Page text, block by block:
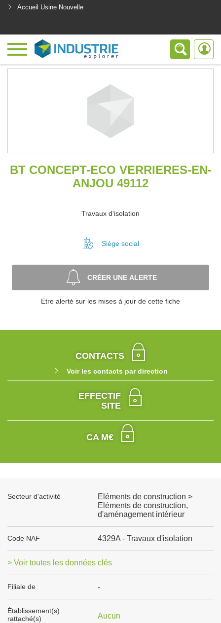
Accueil Usine Nouvelle
BT CONCEPT-ECO VERRIERES-EN-
ANJOU 49112
Travaux d'isolation
Siège social
CRÉER UNE ALERTE
Etre alerté sur les mises à jour de cette fiche
CONTACTS
Voir les contacts par direction
EFFECTIF
SITE
CA M€
Secteur d'activité
Eléments de construction >
Eléments de construction,
d'aménagement intérieur
Code NAF 4329A - Travaux d'isolation
> Voir toutes les données clés
Filiale de -
Établissement(s)
rattaché(s)
Aucun